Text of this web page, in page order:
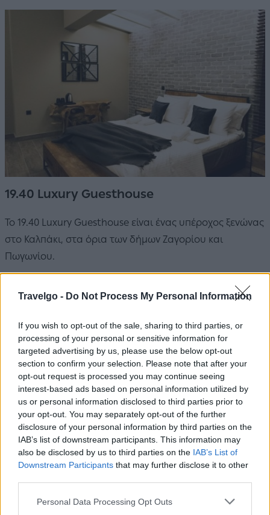
Travelgo - Do Not Process My Personal Information
If you wish to opt-out of the sale, sharing to third parties, or
processing of your personal or sensitive information for
targeted advertising by us, please use the below opt-out
section to confirm your selection. Please note that after your
opt-out request is processed you may continue seeing
interest-based ads based on personal information utilized by
us or personal information disclosed to third parties prior to
your opt-out. You may separately opt-out of the further
disclosure of your personal information by third parties on the
IAB’s list of downstream participants. This information may
also be disclosed by us to third parties on the IAB’s List of
Downstream Participants that may further disclose it to other
Please note that this website/app uses one or more Google
Personal Data Processing Opt Outs
19.40 Luxury Guesthouse
To 19.40 Luxury Guesthouse είναι ένας υπέροχος ξενώνας
στο Καλπάκι, στα όρια των δήμων Ζαγορίου και
Πωγωνίου.
Mikro Papigo 1700 Hotel & Spa